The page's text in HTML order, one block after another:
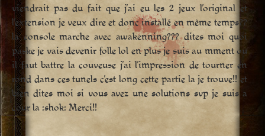
viendrait pas du fait que j’ai eu les 2 jeux l’original et
l’extension je veux dire et donc installé en même temps??
la console marche avec awakenning??? dites moi quoi
paske je vais devenir folle lol en plus je suis au mment ou
il faut battre la couveuse j’ai l’impression de tourner en
rond dans ces tunels c’est long cette partie la je trouve!! et
bien dites moi si vous avez une solutions svp je suis a
cour la :shok: Merci!!